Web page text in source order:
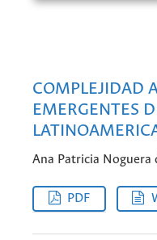
COMPLEJIDAD
EMERGENTES
Ana Patricia Noguera
PDF